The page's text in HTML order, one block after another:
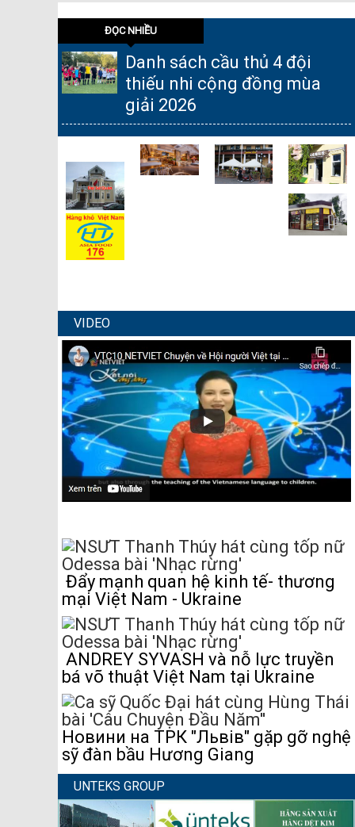
ĐỌC NHIỀU
Danh sách cầu thủ 4 đội
thiếu nhi cộng đồng mùa
giải 2026
VIDEO
Đẩy mạnh quan hệ kinh tế- thương
mại Việt Nam - Ukraine
ANDREY SYVASH và nỗ lực truyền
bá võ thuật Việt Nam tại Ukraine
Новини на ТРК "Львів" gặp gỡ nghệ
sỹ đàn bầu Hương Giang
UNTEKS GROUP